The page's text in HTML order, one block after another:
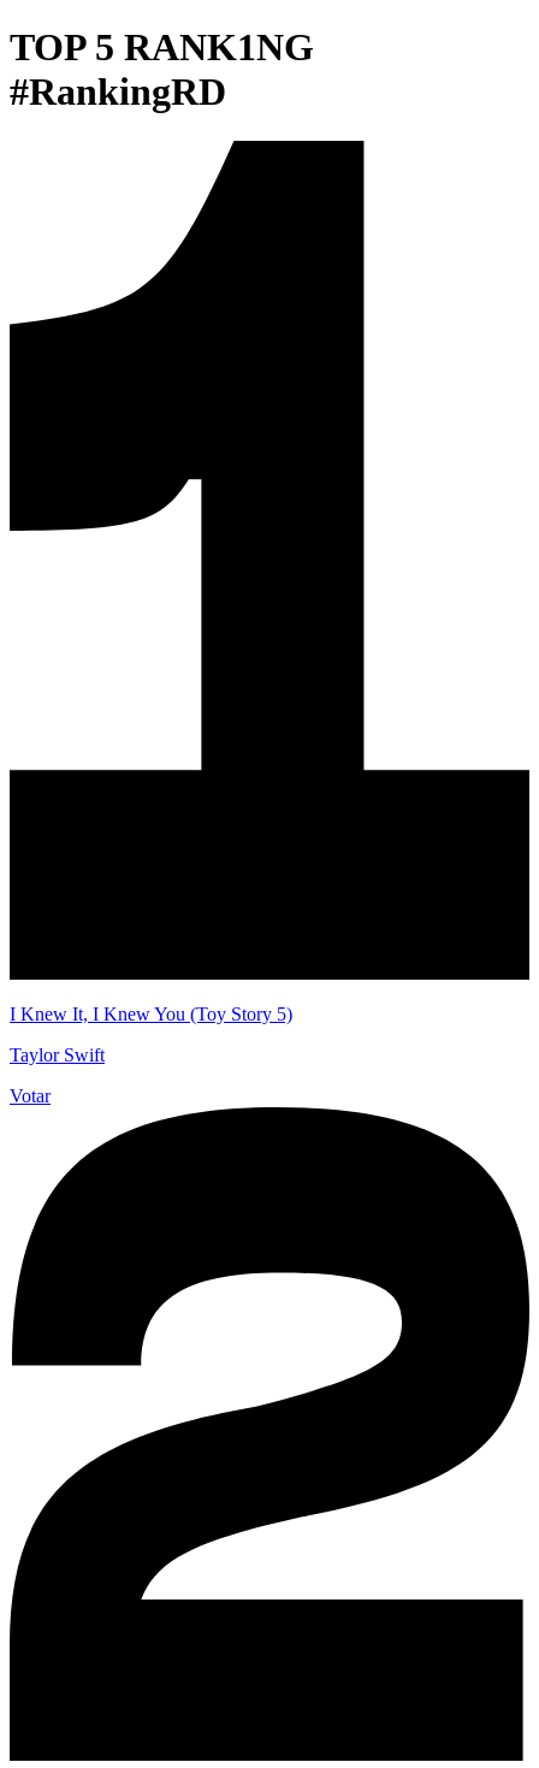
TOP 5 RANK1NG
#RankingRD
I Knew It, I Knew You (Toy Story 5)
Taylor Swift
Votar